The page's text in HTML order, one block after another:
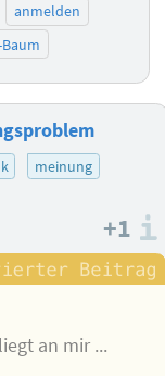
anmelden
meinung
+1
an mir ...